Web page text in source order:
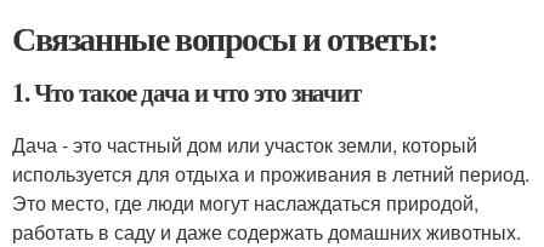
Связанные вопросы и ответы:
1. Что такое дача и что это значит
Дача - это частный дом или участок земли, который
используется для отдыха и проживания в летний период.
Это место, где люди могут наслаждаться природой,
работать в саду и даже содержать домашних животных.